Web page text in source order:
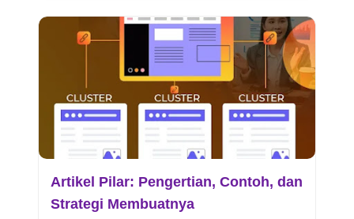
Artikel Pilar: Pengertian, Contoh, dan
Strategi Membuatnya